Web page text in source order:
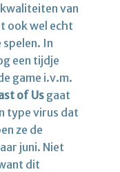
van
ook wel echt
In
een tijdje
game i.v.m.
of Usgaat
type virus dat
ze de
juni. Niet
dit